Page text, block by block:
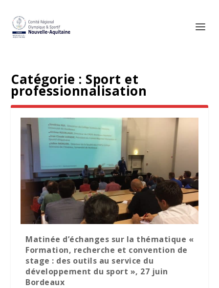
Catégorie : Sport et
professionnalisation
Matinée d’échanges sur la thématique «
Formation, recherche et convention de
stage : des outils au service du
développement du sport », 27 juin
Bordeaux